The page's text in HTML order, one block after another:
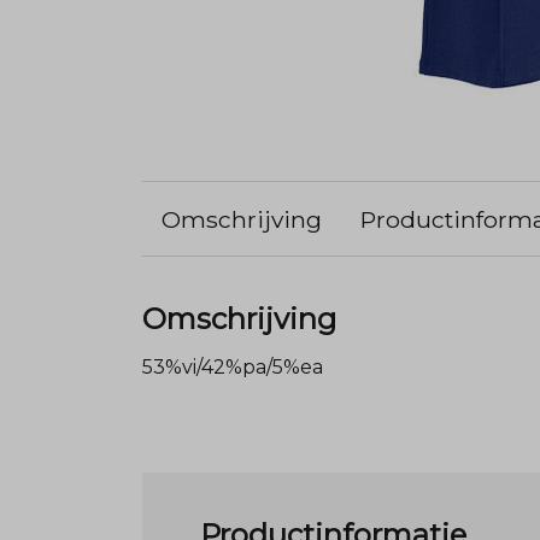
Omschrijving
Omschrijving
53%vi/42%pa/5%ea